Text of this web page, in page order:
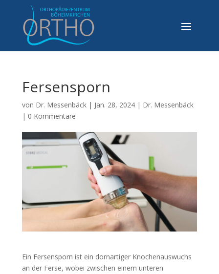
Fersensporn
von Dr. Messenbäck| Jan. 28, 2024| Dr. Messenbäck
| 0 Kommentare
Ein Fersensporn ist ein dornartiger Knochenauswuchs
an der Ferse, wobei zwischen einem unteren